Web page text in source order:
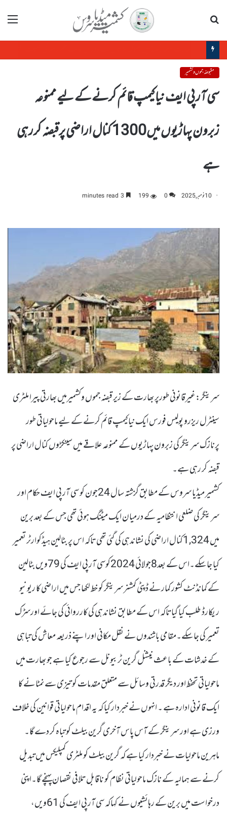
مینو
مقبوضہ جموں و کشمیر
سی آر پی ایف نیا کیمپ قائم کرنے کے لیے ممنوعہ
زبرون پہاڑیوں میں1300 کنال اراضی پرقبضہ کررہی
ہے
10 نومبر, 2025 0
199
سرینگر:غیرقانونی طورپر بھارت کے زیر قبضہ جموں وکشمیرمیں بھارتی پیرا ملٹری
سینٹرل ریزرو پولیس فورس ایک نیا کیمپ قائم کرنے کے لیے ماحولیاتی طور
پرنازک سرینگر کی زبرون پہاڑیوں کے ممنوعہ علاقے میں سینکڑوں کنال اراضی پر
قبضہ کر رہی ہے۔
کشمیر میڈیا سروس کے مطابق گزشتہ سال 24جون کو سی آر پی ایف حکام اور
سرینگر کی ضلعی انتظامیہ کے درمیان ایک میٹنگ ہوئی تھی جس کے بعد برین
میں 1,324کنال اراضی کی نشاندہی کی گئی تھی تاکہ اس پر بٹالین ہیڈکوارٹر تعمیر
کیا جاسکے۔اس کے بعد8جولائی 2024کوسی آر پی ایف کی 79ویں بٹالین
کے کمانڈنٹ کشور کمار نے ڈپٹی کمشنر سرینگر کو خط لکھا جس میں اراضی کا ریونیو
ریکارڈ طلب کیا گیاتاکہ اس کے مطابق نشاندہی کی کارروائی کی جائے اورسڑک
تعمیر کی جاسکے۔مقامی باشندوں نے نقل مکانی اور اپنے ذریعہ معاش کی تباہی
کے خدشات کے باعث نیشنل گرین ٹربیونل سے رجوع کیا ہے جو بھارت میں
ماحولیاتی تحفظ اور دیگر قدرتی وسائل سے متعلق مقدمات کو تیزی سے نمٹا نے کا
ایک قانونی ادارہ ہے ۔ انہوں نے خبردار کیا کہ یہ اقدام ماحولیاتی قوانین کی خلاف
ورزی ہے اور سرینگر کے آس پاس آخری گرین بیلٹ کو تباہ کر دے گا۔
ماہرین ماحولیات نے خبردار کیا ہے کہ گرین بیلٹ کو ملٹری کمپلیکس میں تبدیل
کرنے سے ہمالیہ کے نازک ماحولیاتی نظام کو ناقابل تلافی نقصان پہنچے گا۔اپنی
درخواست میں برین کے رہائشیوں نے کہاکہ سی آر پی ایف کی 61ویں،